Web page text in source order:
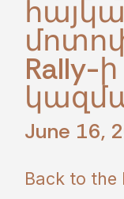
Rally-ի
June 16,
Back to the